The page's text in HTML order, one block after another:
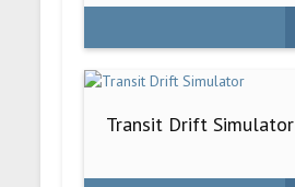
Transit Drift Simulator